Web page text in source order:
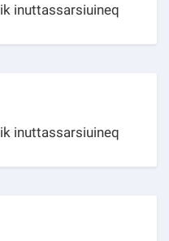
inuttassarsiuineq
inuttassarsiuineq